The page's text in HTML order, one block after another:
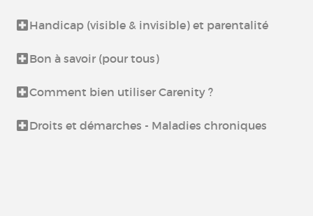
Handicap (visible & invisible) et parentalité
Bon à savoir (pour tous)
Comment bien utiliser Carenity ?
Droits et démarches - Maladies chroniques